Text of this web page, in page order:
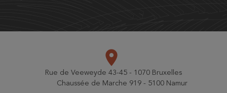
place
Rue de Veeweyde 43-45 - 1070 Bruxelles
Chaussée de Marche 919 - 5100 Namur